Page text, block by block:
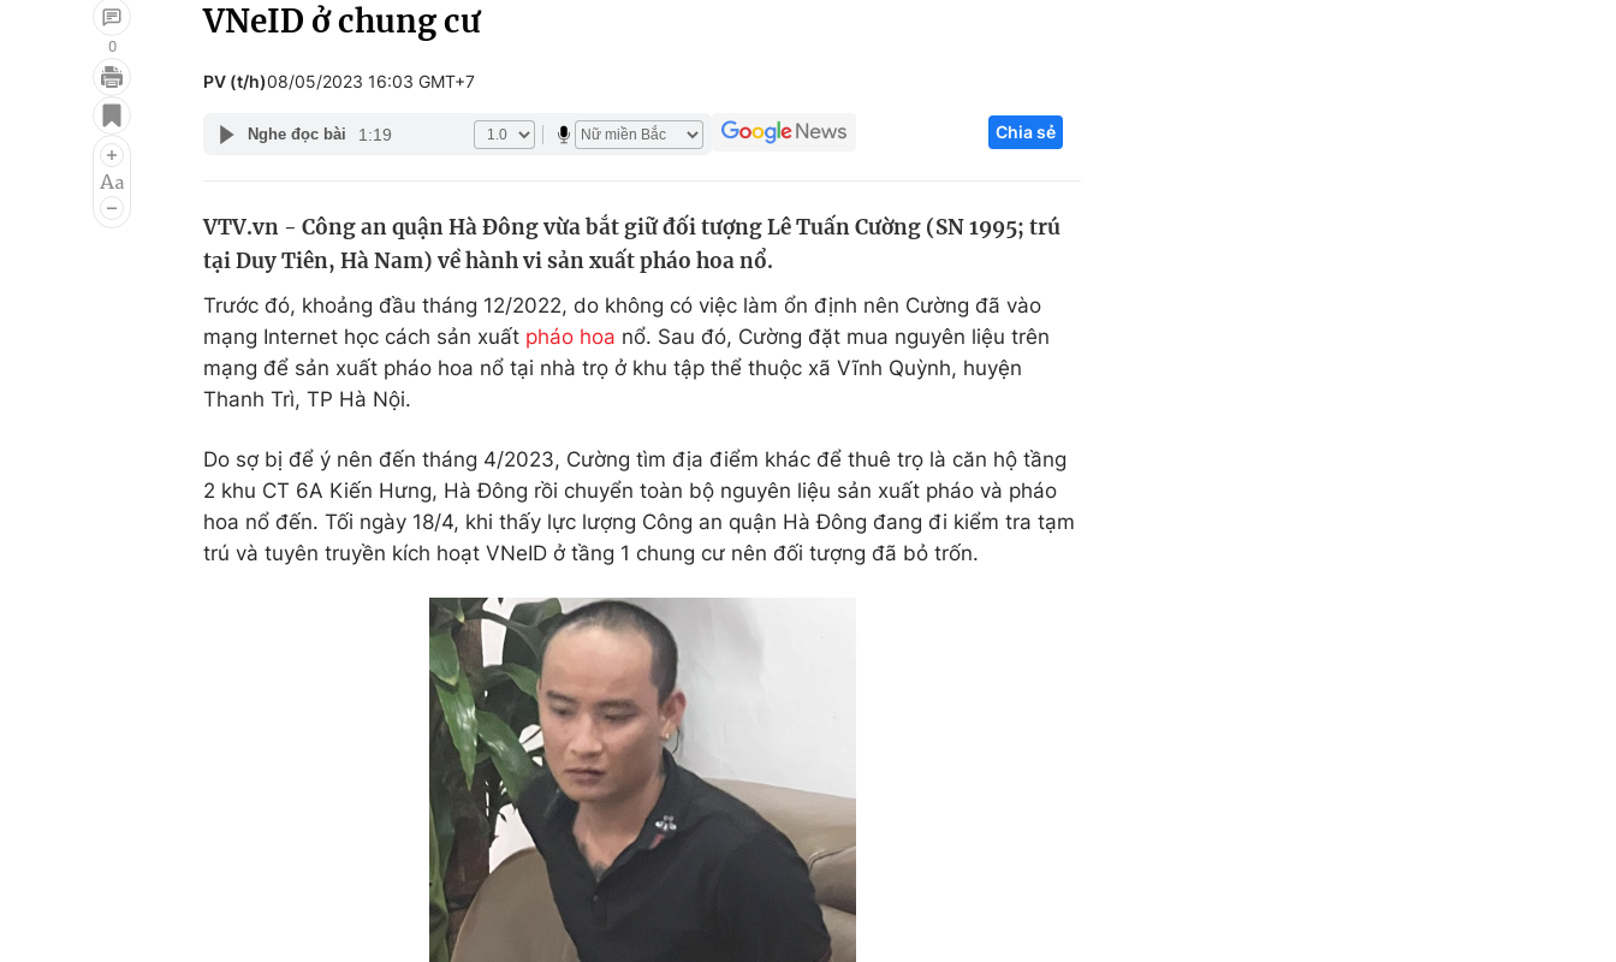
Điện ảnh
Âm nhạc
Du lịch
Chất lượng cuộc sống
Tuyển sinh
Hitech Công nghệ tương lai
Thị trường
0
VNeID ở chung cư
PV (t/h)08/05/2023 16:03 GMT+7
Nghe đọc bài 1:19 Chia sẻ
VTV.vn - Công an quận Hà Đông vừa bắt giữ đối tượng Lê Tuấn Cường (SN 1995; trú
tại Duy Tiên, Hà Nam) về hành vi sản xuất pháo hoa nổ.
Trước đó, khoảng đầu tháng 12/2022, do không có việc làm ổn định nên Cường đã vào
mạng Internet học cách sản xuất pháo hoa nổ. Sau đó, Cường đặt mua nguyên liệu trên
mạng để sản xuất pháo hoa nổ tại nhà trọ ở khu tập thể thuộc xã Vĩnh Quỳnh, huyện
Thanh Trì, TP Hà Nội.
Do sợ bị để ý nên đến tháng 4/2023, Cường tìm địa điểm khác để thuê trọ là căn hộ tầng
2 khu CT 6A Kiến Hưng, Hà Đông rồi chuyển toàn bộ nguyên liệu sản xuất pháo và pháo
hoa nổ đến. Tối ngày 18/4, khi thấy lực lượng Công an quận Hà Đông đang đi kiểm tra tạm
trú và tuyên truyền kích hoạt VNeID ở tầng 1 chung cư nên đối tượng đã bỏ trốn.